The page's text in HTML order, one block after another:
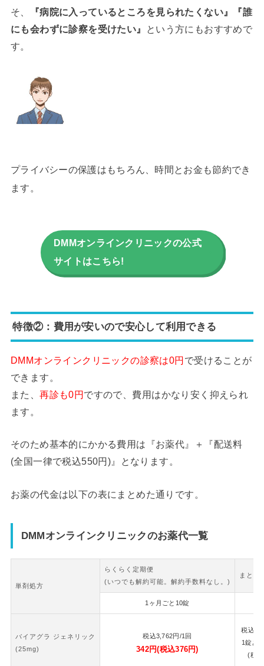
そ、
『病院に入っているところを見られたくない』『誰
にも会わずに診察を受けたい』
という方にもおすすめで
す。
プライバシーの保護はもちろん、時間とお金も節約でき
ます。
DMMオンラインクリニックの公式
サイトはこちら!
特徴②：費用が安いので安心して利用できる
DMMオンラインクリニックの診察は0円で受けることが
できます。
また、再診も0円ですので、費用はかなり安く抑えられ
ます。
そのため基本的にかかる費用は『お薬代』＋『配送料
(全国一律で税込550円)』となります。
お薬の代金は以下の表にまとめた通りです。
DMMオンラインクリニックのお薬代一覧
単剤処方
らくらく定期便
(いつでも解約可能。解約手数料なし。)
まとめ
1ヶ月ごと10錠
バイアグラ ジェネリック
(25mg)
税込3,762円/1回
342円(税込376円)
税込
1錠あ
(税